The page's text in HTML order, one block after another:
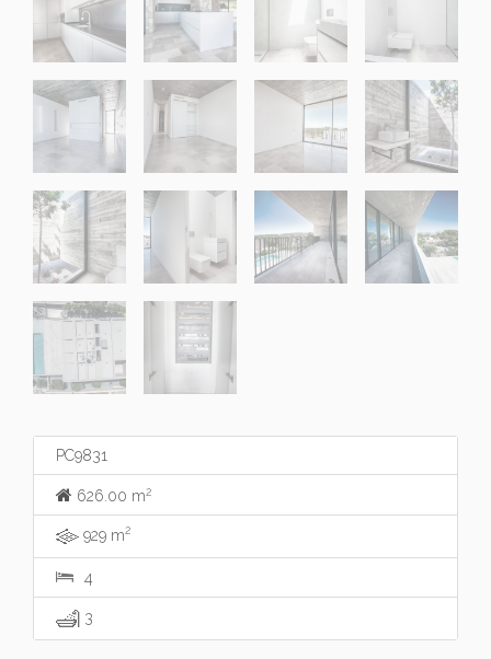
PC9831
626.00 m2
929 m2
4
3